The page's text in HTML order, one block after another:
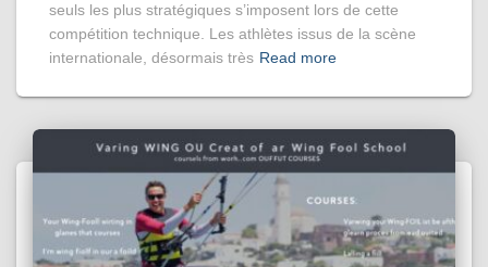
seuls les plus stratégiques s’imposent lors de cette
compétition technique. Les athlètes issus de la scène
internationale, désormais très Read more